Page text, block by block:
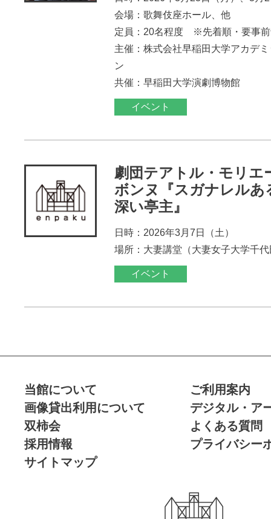
会場：歌舞伎座ホール、他
定員：20名程度 ※先着順・要事前
主催：株式会社早稲田大学アカデ
ン
共催：早稲田大学演劇博物館
イベント
劇団テアトル・モリエ
ボンヌ『スガナレルあ
深い亭主』
日時：2026年3月7日（土）
場所：大妻講堂（大妻女子大学千
イベント
当館について
ご利用案内
画像貸出利用について
デジタル・ア
双柿会
よくある質問
採用情報
プライバシー
サイトマップ